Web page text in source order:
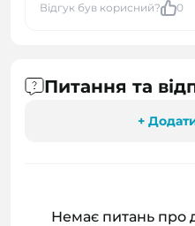
Відгук був корисний? 0
Питання та
+
Немає питань про